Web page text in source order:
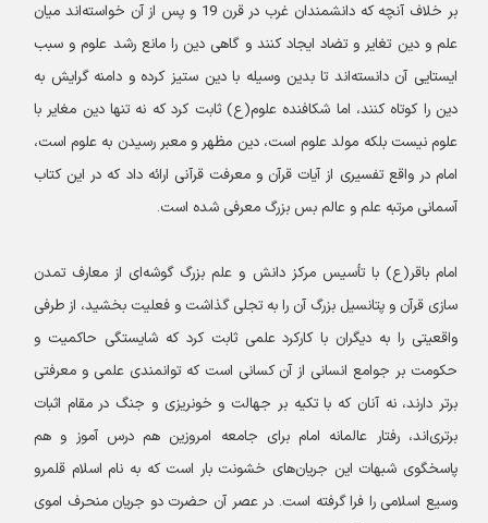
بر خلاف آنچه که دانشمندان غرب در قرن 19 و پس از آن خواسته‌اند میان
علم و دین تغایر و تضاد ایجاد کنند و گاهی دین را مانع رشد علوم و سبب
ایستایی آن دانسته‌اند تا بدین وسیله با دین ستیز کرده و دامنه گرایش به
دین را کوتاه کنند، اما شکافنده علوم(ع) ثابت کرد که نه تنها دین مغایر با
علوم نیست بلکه مولد علوم است، دین مظهر و معبر رسیدن به علوم است،
امام در واقع تفسیری از آیات قرآن و معرفت قرآنی ارائه داد که در این کتاب
آسمانی مرتبه علم و عالم بس بزرگ معرفی شده است.
امام باقر(ع) با تأسیس مرکز دانش و علم بزرگ گوشه‌ای از معارف تمدن
سازی قرآن و پتانسیل بزرگ آن را به تجلی گذاشت و فعلیت بخشید، از طرفی
واقعیتی را به دیگران با کارکرد علمی ثابت کرد که شایستگی حاکمیت و
حکومت بر جوامع انسانی از آن کسانی است که توانمندی علمی و معرفتی
برتر دارند، نه آنان که با تکیه بر جهالت و خونریزی و جنگ در مقام اثبات
برتری‌اند، رفتار عالمانه امام برای جامعه امروزین هم درس آموز و هم
پاسخگوی شبهات این جریان‌های خشونت بار است که به نام اسلام قلمرو
وسیع اسلامی را فرا گرفته است. در عصر آن حضرت دو جریان منحرف اموی